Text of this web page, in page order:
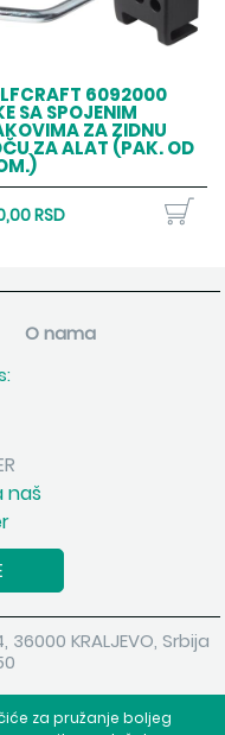
za pružanje boljeg
6092000
SA SPOJENIM
ZA ZIDNU
ZA ALAT (PAK. OD
RSD
O nama
naš
KRALJEVO, Srbija